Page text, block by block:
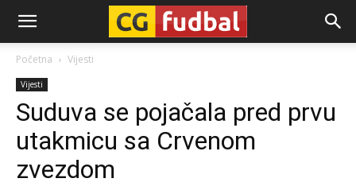
CG-
Fudbal
Početna Vijesti
Vijesti
Suduva se pojačala pred prvu
utakmicu sa Crvenom
zvezdom